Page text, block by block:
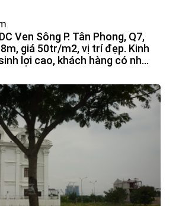
Ven Sông P. Tân Phong, Q7,
giá 50tr/m2, vị trí đẹp. Kinh
lợi cao, khách hàng có nhu